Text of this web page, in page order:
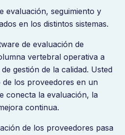
evaluación, seguimiento y
en los distintos sistemas.
de evaluación de
vertebral operativa a
gestión de la calidad. Usted
de los proveedores en un
conecta la evaluación, la
continua.
de los proveedores pasa